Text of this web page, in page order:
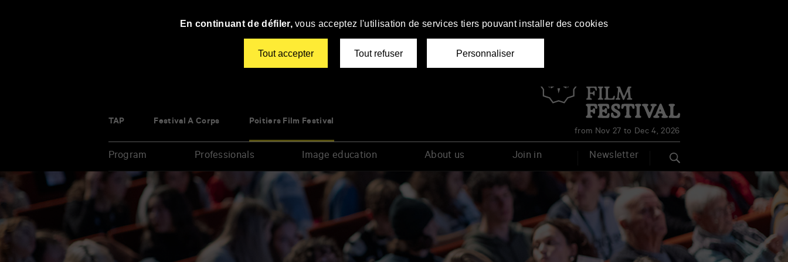
TAP Festival À Corps
Poitiers Film Festival
from Nov 27 to Dec 4, 2026
Program Professionals Image education About us Join in Newsletter
words
En continuant de défiler,vous acceptez l'utilisation de services tiers pouvant installer des cookies
Tout accepter Tout refuser Personnaliser